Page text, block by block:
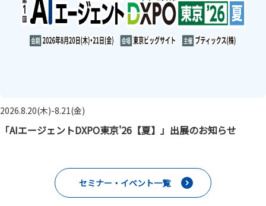
2026.8.20(木)-8.21(金)
「AIエージェントDXPO東京'26【夏】」出展のお知らせ
セミナー・イベント一覧